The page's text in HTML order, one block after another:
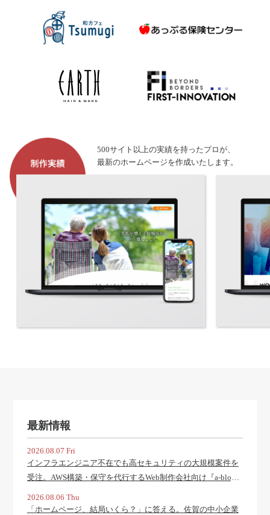
500サイト以上の実績を持ったプロが、
最新のホームページを作成いたします。
最新情報
2026.08.07 Fri
インフラエンジニア不在でも高セキュリティの大規模案件を
受注。AWS構築・保守を代行するWeb制作会社向け『a-blog
2026.08.06 Thu
「ホームページ、結局いくら？」に答える。佐賀の中小企業